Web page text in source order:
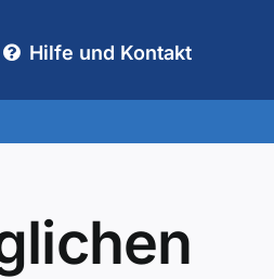
Hilfe und Kontakt